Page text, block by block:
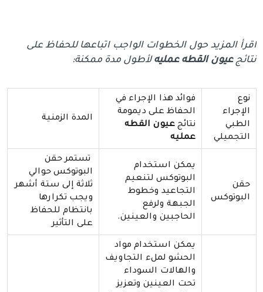
اقرأ المزيد حول الخطوات الواجب اتباعها للحفاظ على
نتائجعيون القطه عمليهلأطول مدة ممكنة:
نوع
الإجراء
الطبي
التجميلي
فوائد هذا الإجراء في
الحفاظ على ديمومة
نتائجعيون القطه
عمليه
المدة الزمنية
حقن
البوتوكس
يمكن استخدام
البوتوكس لتنعيم
التجاعيد وخطوط
الجبهة ولرفع
الحاجبين والعينين.
تستمر حقن
البوتوكس حوالي
ثلاثة إلى ستة أشهر
ويجب تكرارها
بانتظام للحفاظ
على التأثير
يمكن استخدام مواد
الحشو لملء التجاويف
والهالات السوداء
تحت العينين وتعزيز